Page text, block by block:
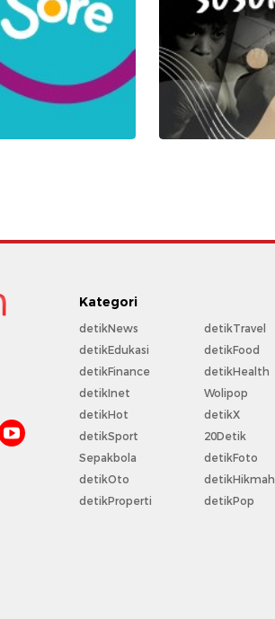
Kategori
detikNews
detikEdukasi
detikFinance
detikInet
detikHot
detikSport
Sepakbola
detikOto
detikProperti
detikTravel
detikFood
detikHealth
Wolipop
detikX
20Detik
detikFoto
detikHikmah
detikPop